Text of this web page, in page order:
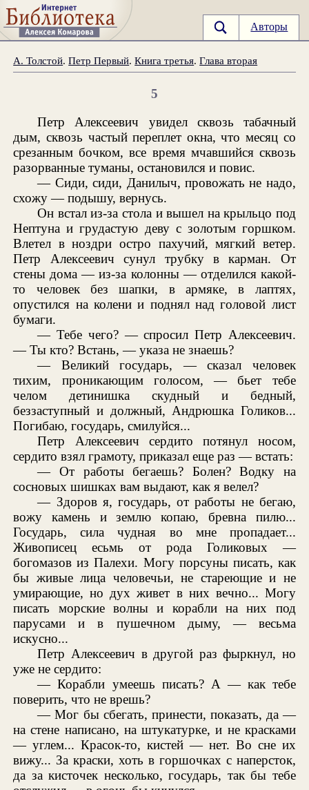
Авторы
А. Толстой.Петр Первый.Книга третья.Глава вторая
5
Петр Алексеевич увидел сквозь табачный
дым, сквозь частый переплет окна, что месяц со
срезанным бочком, все время мчавшийся сквозь
разорванные туманы, остановился и повис.
— Сиди, сиди, Данилыч, провожать не надо,
схожу — подышу, вернусь.
Он встал из-за стола и вышел на крыльцо под
Нептуна и грудастую деву с золотым горшком.
Влетел в ноздри остро пахучий, мягкий ветер.
Петр Алексеевич сунул трубку в карман. От
стены дома — из-за колонны — отделился какой-
то человек без шапки, в армяке, в лаптях,
опустился на колени и поднял над головой лист
бумаги.
— Тебе чего? — спросил Петр Алексеевич.
— Ты кто? Встань, — указа не знаешь?
— Великий государь, — сказал человек
тихим, проникающим голосом, — бьет тебе
челом детинишка скудный и бедный,
беззаступный и должный, Андрюшка Голиков...
Погибаю, государь, смилуйся...
Петр Алексеевич сердито потянул носом,
сердито взял грамоту, приказал еще раз — встать:
— От работы бегаешь? Болен? Водку на
сосновых шишках вам выдают, как я велел?
— Здоров я, государь, от работы не бегаю,
вожу камень и землю копаю, бревна пилю...
Государь, сила чудная во мне пропадает...
Живописец есьмь от рода Голиковых —
богомазов из Палехи. Могу порсуны писать, как
бы живые лица человечьи, не стареющие и не
умирающие, но дух живет в них вечно... Могу
писать морские волны и корабли на них под
парусами и в пушечном дыму, — весьма
искусно...
Петр Алексеевич в другой раз фыркнул, но
уже не сердито:
— Корабли умеешь писать? А — как тебе
поверить, что не врешь?
— Мог бы сбегать, принести, показать, да —
на стене написано, на штукатурке, и не красками
— углем... Красок-то, кистей — нет. Во сне их
вижу... За краски, хоть в горшочках с наперсток,
да за кисточек несколько, государь, так бы тебе